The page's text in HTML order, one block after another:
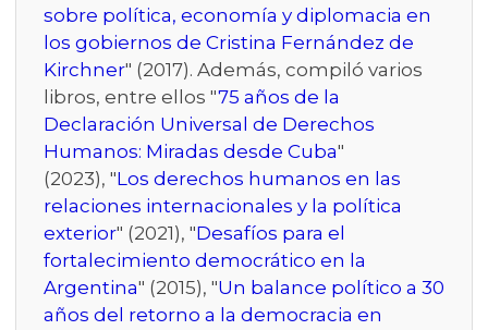
sobre política, economía y diplomacia en
los gobiernos de Cristina Fernández de
Kirchner" (2017). Además, compiló varios
libros, entre ellos "75 años de la
Declaración Universal de Derechos
Humanos: Miradas desde Cuba"
(2023), "Los derechos humanos en las
relaciones internacionales y la política
exterior" (2021), "Desafíos para el
fortalecimiento democrático en la
Argentina" (2015), "Un balance político a 30
años del retorno a la democracia en